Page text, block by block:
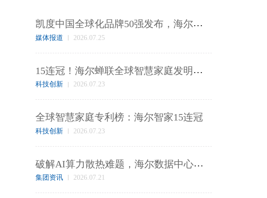
凯
度中国全球化品牌50强发布，海尔领衔三家鲁企上榜
媒体报道 2026.07.25
1
5连冠！海尔蝉联全球智慧家庭发明专利榜首
科技创新 2026.07.23
全球智慧家庭专利榜：海尔智家15连冠
科技创新 2026.07.23
破
解AI算力散热难题，海尔数据中心温控方案从国内走向全球
集团资讯 2026.07.21